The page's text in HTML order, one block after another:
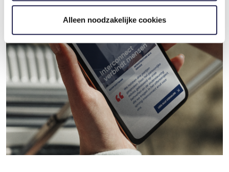
gebruiken.
Alleen noodzakelijke cookies